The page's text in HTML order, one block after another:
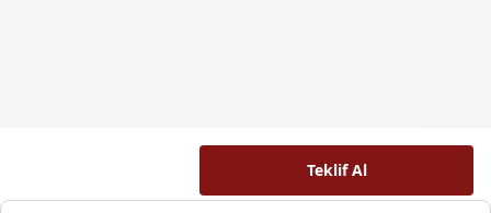
Teklif Al